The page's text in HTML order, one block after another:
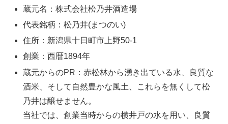
蔵元名：株式会社松乃井酒造場
代表銘柄：松乃井(まつのい)
住所：新潟県十日町市上野50-1
創業：西暦1894年
蔵元からのPR：赤松林から湧き出ている水、良質な
酒米、そして自然豊かな風土、これらを無くして松
乃井は醸せません。
当社では、創業当時からの横井戸の水を用い、良質